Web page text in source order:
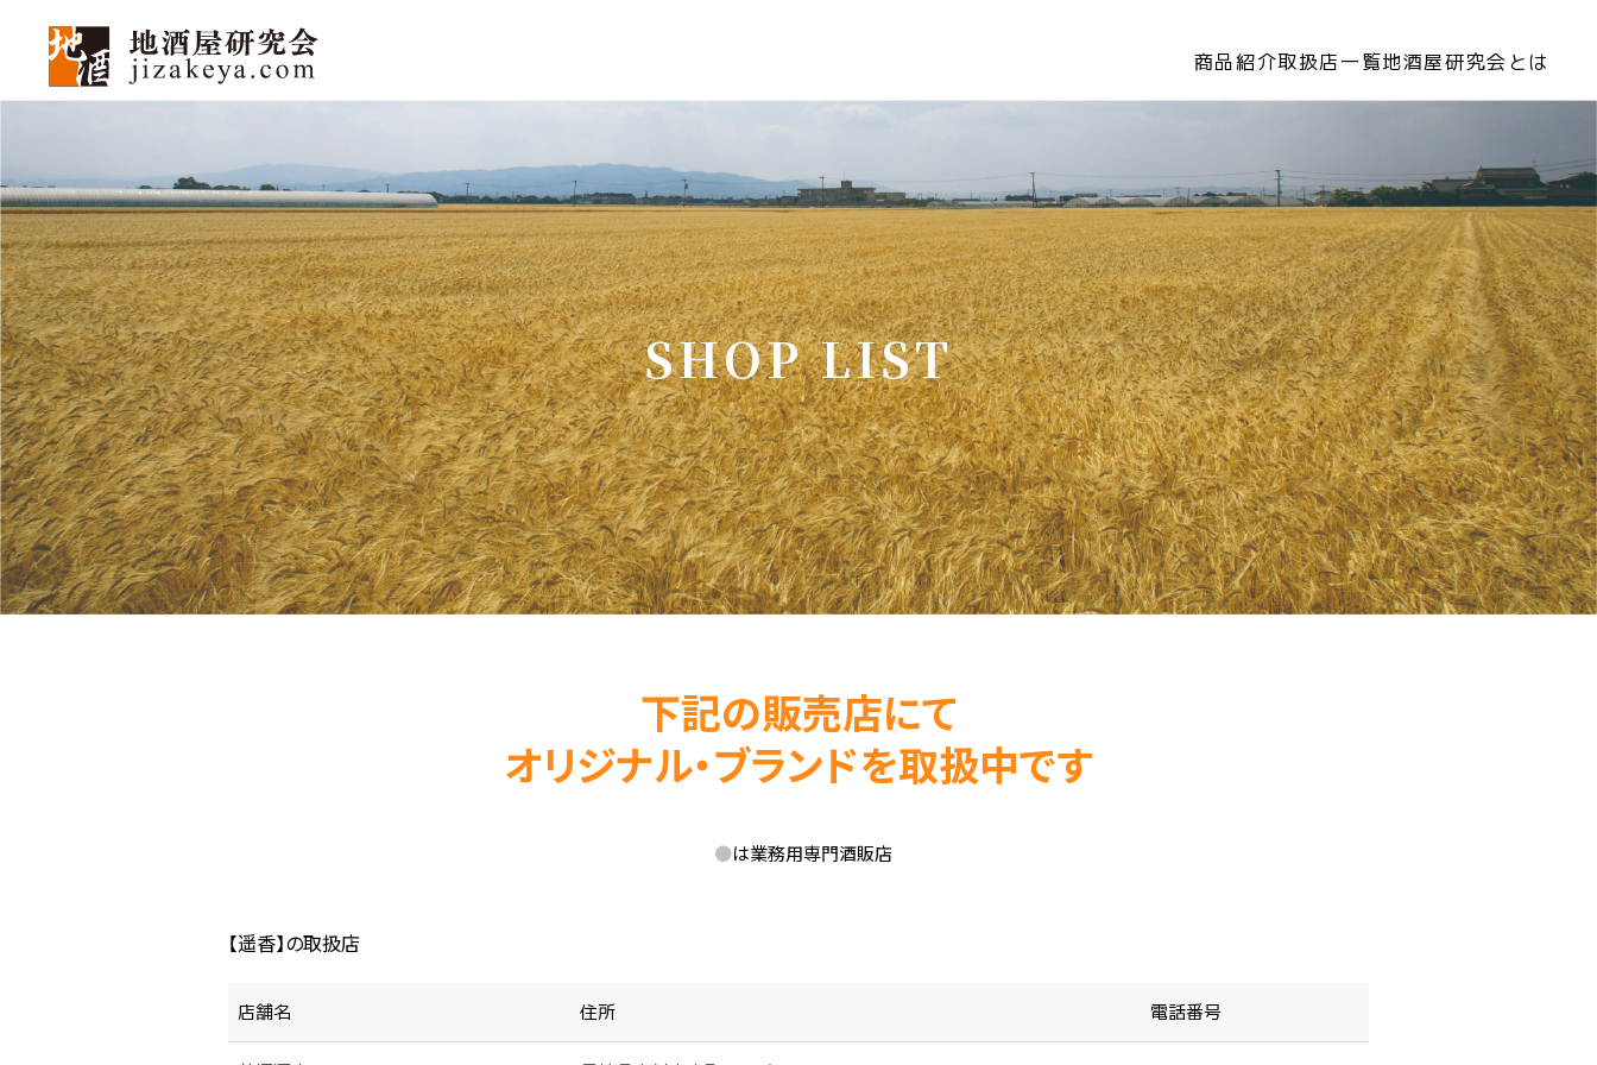
商品紹介取扱店一覧地酒屋研究会とは
SHOP LIST
下記の販売店にて
オリジナル・ブランドを取扱中です
●は業務用専門酒販店
【遥香】の取扱店
店舗名 住所 電話番号